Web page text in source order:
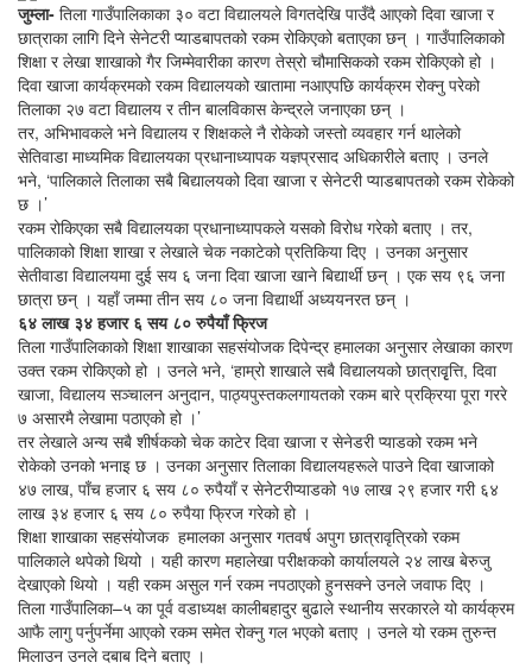
जुम्ला- तिला गाउँपालिकाका ३० वटा विद्यालयले विगतदेखि पाउँदै आएको दिवा खाजा र
छात्राका लागि दिने सेनेटरी प्याडबापतको रकम रोकिएको बताएका छन् । गाउँपालिकाको
शिक्षा र लेखा शाखाको गैर जिम्मेवारीका कारण तेस्रो चौमासिकको रकम रोकिएको हो ।
दिवा खाजा कार्यक्रमको रकम विद्यालयको खातामा नआएपछि कार्यक्रम रोक्नु परेको
तिलाका २७ वटा विद्यालय र तीन बालविकास केन्द्रले जनाएका छन् ।
तर, अभिभावकले भने विद्यालय र शिक्षकले नै रोकेको जस्तो व्यवहार गर्न थालेको
सेतिवाडा माध्यमिक विद्यालयका प्रधानाध्यापक यज्ञप्रसाद अधिकारीले बताए । उनले
भने, ‘पालिकाले तिलाका सबै बिद्यालयको दिवा खाजा र सेनेटरी प्याडबापतको रकम रोकेको
छ ।’
रकम रोकिएका सबै विद्यालयका प्रधानाध्यापकले यसको विरोध गरेको बताए । तर,
पालिकाको शिक्षा शाखा र लेखाले चेक नकाटेको प्रतिकिया दिए । उनका अनुसार
सेतीवाडा विद्यालयमा दुई सय ६ जना दिवा खाजा खाने बिद्यार्थी छन् । एक सय ९६ जना
छात्रा छन् । यहाँ जम्मा तीन सय ८० जना विद्यार्थी अध्ययनरत छन् ।
६४ लाख ३४ हजार ६ सय ८० रुपैयाँ फ्रिज
तिला गाउँपालिकाको शिक्षा शाखाका सहसंयोजक दिपेन्द्र हमालका अनुसार लेखाका कारण
उक्त रकम रोकिएको हो । उनले भने, ‘हाम्रो शाखाले सबै विद्यालयको छात्रावृृत्ति, दिवा
खाजा, विद्यालय सञ्चालन अनुदान, पाठ्यपुस्तकलगायतको रकम बारे प्रक्रिया पूरा गररे
७ असारमै लेखामा पठाएको हो ।’
तर लेखाले अन्य सबै शीर्षकको चेक काटेर दिवा खाजा र सेनेडरी प्याडको रकम भने
रोकेको उनको भनाइ छ । उनका अनुसार तिलाका विद्यालयहरूले पाउने दिवा खाजाको
४७ लाख, पाँच हजार ६ सय ८० रुपैयाँ र सेनेटरीप्याडको १७ लाख २९ हजार गरी ६४
लाख ३४ हजार ६ सय ८० रुपैया फ्रिज गरेको हो ।
शिक्षा शाखाका सहसंयोजक हमालका अनुसार गतवर्ष अपुग छात्रावृत्रिको रकम
पालिकाले थपेको थियो । यही कारण महालेखा परीक्षकको कार्यालयले २४ लाख बेरुजु
देखाएको थियो । यही रकम असुल गर्न रकम नपठाएको हुनसक्ने उनले जवाफ दिए ।
तिला गाउँपालिका–५ का पूर्व वडाध्यक्ष कालीबहादुर बुढाले स्थानीय सरकारले यो कार्यक्रम
आफै लागु पर्नुपर्नेमा आएको रकम समेत रोक्नु गल भएको बताए । उनले यो रकम तुरुन्त
मिलाउन उनले दबाब दिने बताए ।